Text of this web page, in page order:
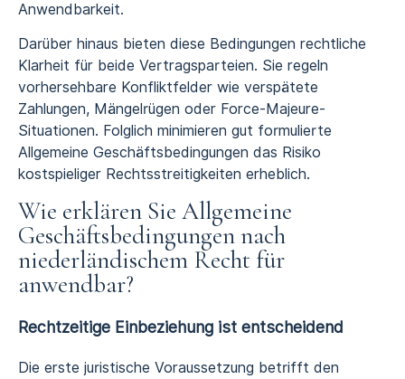
Anwendbarkeit.
Darüber hinaus bieten diese Bedingungen rechtliche
Klarheit für beide Vertragsparteien. Sie regeln
vorhersehbare Konfliktfelder wie verspätete
Zahlungen, Mängelrügen oder Force-Majeure-
Situationen. Folglich minimieren gut formulierte
Allgemeine Geschäftsbedingungen das Risiko
kostspieliger Rechtsstreitigkeiten erheblich.
Wie erklären Sie Allgemeine
Geschäftsbedingungen nach
niederländischem Recht für
anwendbar?
Rechtzeitige Einbeziehung ist entscheidend
Die erste juristische Voraussetzung betrifft den